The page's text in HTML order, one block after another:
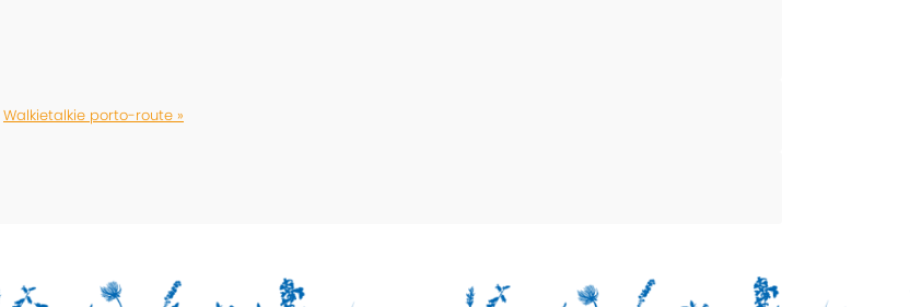
Walkietalkie porto-route »